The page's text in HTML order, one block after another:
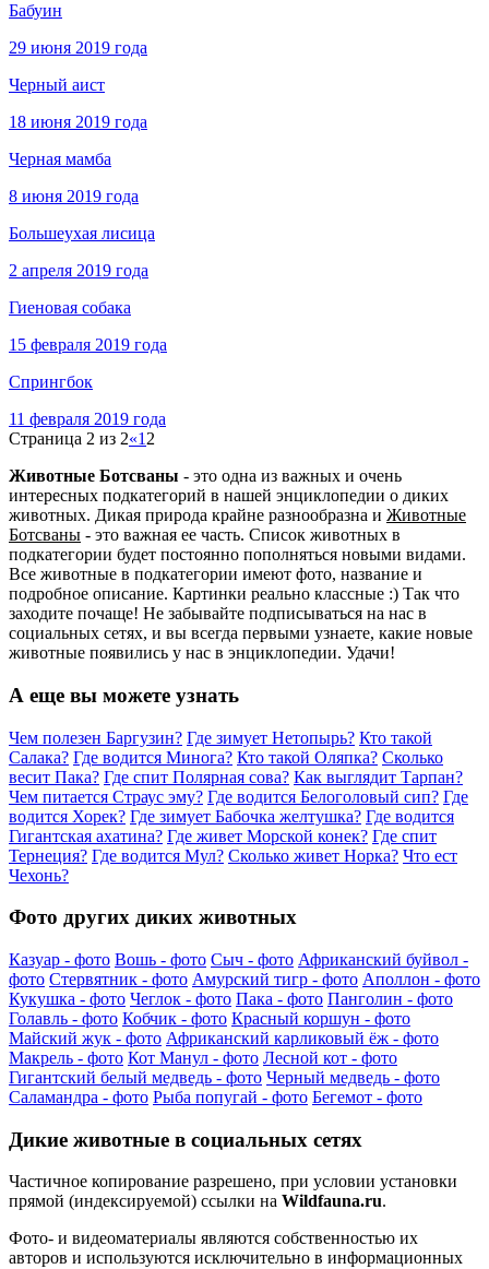
Бабуин
29 июня 2019 года
Черный аист
18 июня 2019 года
Черная мамба
8 июня 2019 года
Большеухая лисица
2 апреля 2019 года
Гиеновая собака
15 февраля 2019 года
Спрингбок
11 февраля 2019 года
Страница 2 из 2«1 2
Животные Ботсваны - это одна из важных и очень
интересных подкатегорий в нашей энциклопедии о диких
животных. Дикая природа крайне разнообразна и Животные
Ботсваны - это важная ее часть. Список животных в
подкатегории будет постоянно пополняться новыми видами.
Все животные в подкатегории имеют фото, название и
подробное описание. Картинки реально классные :) Так что
заходите почаще! Не забывайте подписываться на нас в
социальных сетях, и вы всегда первыми узнаете, какие новые
животные появились у нас в энциклопедии. Удачи!
А еще вы можете узнать
Чем полезен Баргузин? Где зимует Нетопырь? Кто такой
Салака? Где водится Минога? Кто такой Оляпка? Сколько
весит Пака? Где спит Полярная сова? Как выглядит Тарпан?
Чем питается Страус эму? Где водится Белоголовый сип? Где
водится Хорек? Где зимует Бабочка желтушка? Где водится
Гигантская ахатина? Где живет Морской конек? Где спит
Тернеция? Где водится Мул? Сколько живет Норка? Что ест
Чехонь?
Фото других диких животных
Казуар - фото Вошь - фото Сыч - фото Африканский буйвол -
фото Стервятник - фото Амурский тигр - фото Аполлон - фото
Кукушка - фото Чеглок - фото Пака - фото Панголин - фото
Голавль - фото Кобчик - фото Красный коршун - фото
Майский жук - фото Африканский карликовый ёж - фото
Макрель - фото Кот Манул - фото Лесной кот - фото
Гигантский белый медведь - фото Черный медведь - фото
Саламандра - фото Рыба попугай - фото Бегемот - фото
Дикие животные в социальных сетях
Частичное копирование разрешено, при условии установки
прямой (индексируемой) ссылки на Wildfauna.ru.
Фото- и видеоматериалы являются собственностью их
авторов и используются исключительно в информационных